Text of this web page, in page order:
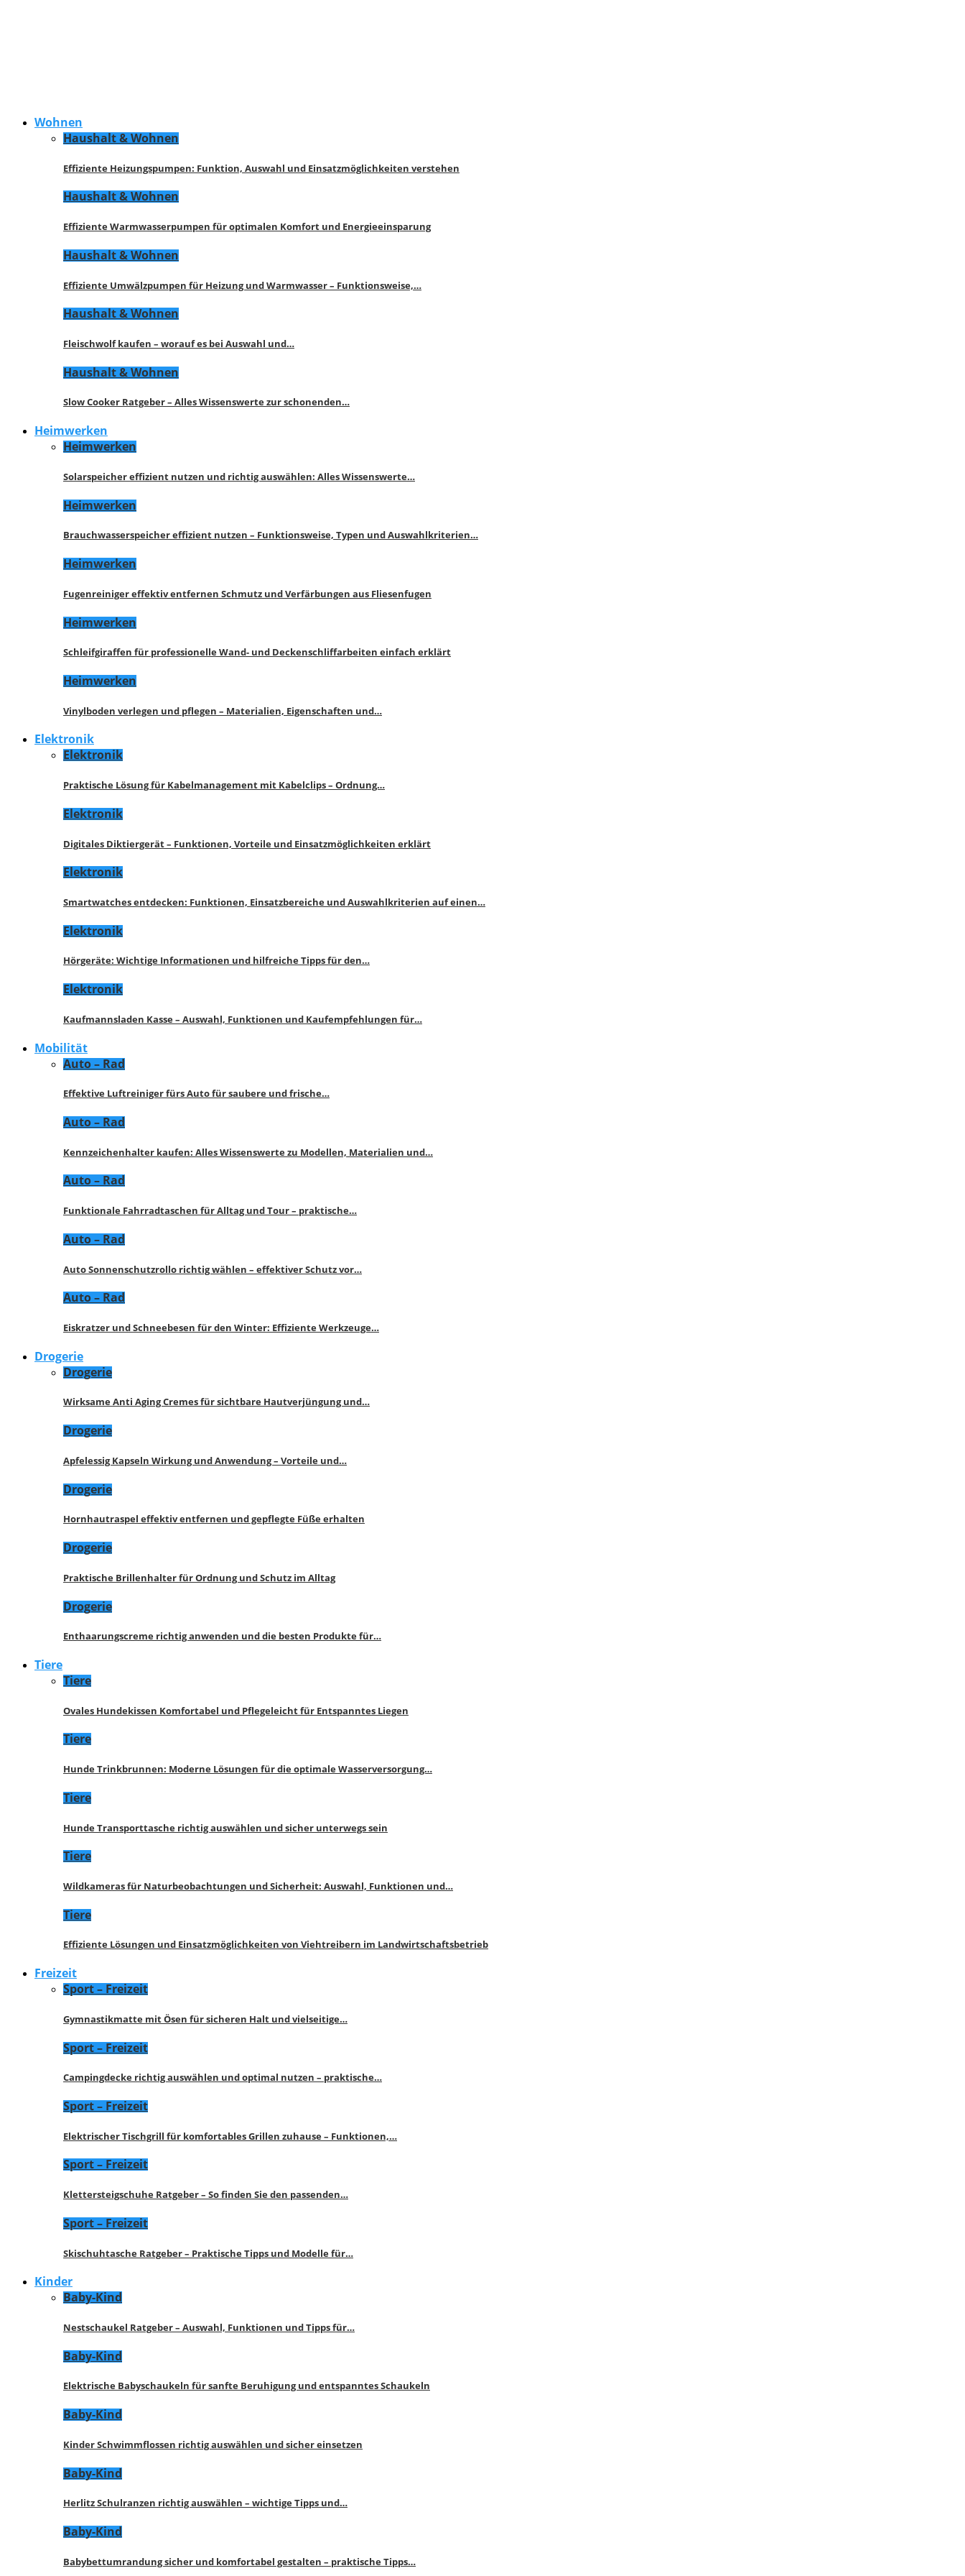
Wohnen
Haushalt & Wohnen
Effiziente Heizungspumpen: Funktion, Auswahl und Einsatzmöglichkeiten verstehen
Haushalt & Wohnen
Effiziente Warmwasserpumpen für optimalen Komfort und Energieeinsparung
Haushalt & Wohnen
Effiziente Umwälzpumpen für Heizung und Warmwasser – Funktionsweise,…
Haushalt & Wohnen
Fleischwolf kaufen – worauf es bei Auswahl und…
Haushalt & Wohnen
Slow Cooker Ratgeber – Alles Wissenswerte zur schonenden…
Heimwerken
Heimwerken
Solarspeicher effizient nutzen und richtig auswählen: Alles Wissenswerte…
Heimwerken
Brauchwasserspeicher effizient nutzen – Funktionsweise, Typen und Auswahlkriterien…
Heimwerken
Fugenreiniger effektiv entfernen Schmutz und Verfärbungen aus Fliesenfugen
Heimwerken
Schleifgiraffen für professionelle Wand- und Deckenschliffarbeiten einfach erklärt
Heimwerken
Vinylboden verlegen und pflegen – Materialien, Eigenschaften und…
Elektronik
Elektronik
Praktische Lösung für Kabelmanagement mit Kabelclips – Ordnung…
Elektronik
Digitales Diktiergerät – Funktionen, Vorteile und Einsatzmöglichkeiten erklärt
Elektronik
Smartwatches entdecken: Funktionen, Einsatzbereiche und Auswahlkriterien auf einen…
Elektronik
Hörgeräte: Wichtige Informationen und hilfreiche Tipps für den…
Elektronik
Kaufmannsladen Kasse – Auswahl, Funktionen und Kaufempfehlungen für…
Mobilität
Auto – Rad
Effektive Luftreiniger fürs Auto für saubere und frische…
Auto – Rad
Kennzeichenhalter kaufen: Alles Wissenswerte zu Modellen, Materialien und…
Auto – Rad
Funktionale Fahrradtaschen für Alltag und Tour – praktische…
Auto – Rad
Auto Sonnenschutzrollo richtig wählen – effektiver Schutz vor…
Auto – Rad
Eiskratzer und Schneebesen für den Winter: Effiziente Werkzeuge…
Drogerie
Drogerie
Wirksame Anti Aging Cremes für sichtbare Hautverjüngung und…
Drogerie
Apfelessig Kapseln Wirkung und Anwendung – Vorteile und…
Drogerie
Hornhautraspel effektiv entfernen und gepflegte Füße erhalten
Drogerie
Praktische Brillenhalter für Ordnung und Schutz im Alltag
Drogerie
Enthaarungscreme richtig anwenden und die besten Produkte für…
Tiere
Tiere
Ovales Hundekissen Komfortabel und Pflegeleicht für Entspanntes Liegen
Tiere
Hunde Trinkbrunnen: Moderne Lösungen für die optimale Wasserversorgung…
Tiere
Hunde Transporttasche richtig auswählen und sicher unterwegs sein
Tiere
Wildkameras für Naturbeobachtungen und Sicherheit: Auswahl, Funktionen und…
Tiere
Effiziente Lösungen und Einsatzmöglichkeiten von Viehtreibern im Landwirtschaftsbetrieb
Freizeit
Sport – Freizeit
Gymnastikmatte mit Ösen für sicheren Halt und vielseitige…
Sport – Freizeit
Campingdecke richtig auswählen und optimal nutzen – praktische…
Sport – Freizeit
Elektrischer Tischgrill für komfortables Grillen zuhause – Funktionen,…
Sport – Freizeit
Klettersteigschuhe Ratgeber – So finden Sie den passenden…
Sport – Freizeit
Skischuhtasche Ratgeber – Praktische Tipps und Modelle für…
Kinder
Baby-Kind
Nestschaukel Ratgeber – Auswahl, Funktionen und Tipps für…
Baby-Kind
Elektrische Babyschaukeln für sanfte Beruhigung und entspanntes Schaukeln
Baby-Kind
Kinder Schwimmflossen richtig auswählen und sicher einsetzen
Baby-Kind
Herlitz Schulranzen richtig auswählen – wichtige Tipps und…
Baby-Kind
Babybettumrandung sicher und komfortabel gestalten – praktische Tipps…